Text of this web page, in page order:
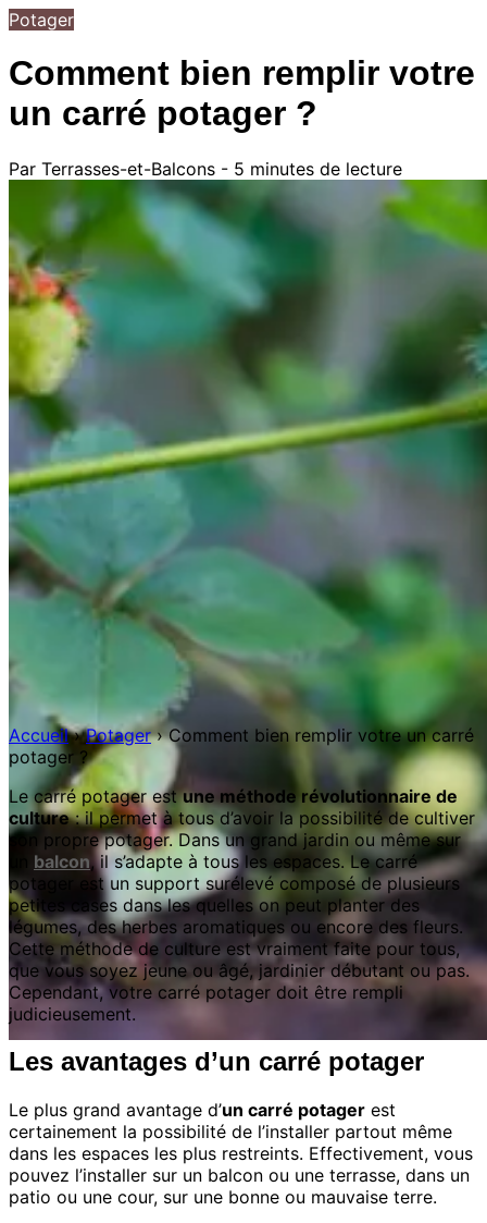
Potager
Comment bien remplir votre
un carré potager ?
Par Terrasses-et-Balcons - 5 minutes de lecture
Accueil›Potager›Comment bien remplir votre un carré
potager ?
Le carré potager estune méthode révolutionnaire de
culture: il permet à tous d’avoir la possibilité de cultiver
son propre potager. Dans un grand jardin ou même sur
balcon, il s’adapte à tous les espaces. Le carré
potager est un support surélevé composé de plusieurs
petites cases dans les quelles on peut planter des
légumes, des herbes aromatiques ou encore des fleurs.
Cette méthode de culture est vraiment faite pour tous,
que vous soyez jeune ou âgé, jardinier débutant ou pas.
Cependant, votre carré potager doit être rempli
judicieusement.
Les avantages d’un carré potager
Le plus grand avantage d’un carré potager est
certainement la possibilité de l’installer partout même
dans les espaces les plus restreints. Effectivement, vous
pouvez l’installer sur un balcon ou une terrasse, dans un
patio ou une cour, sur une bonne ou mauvaise terre.